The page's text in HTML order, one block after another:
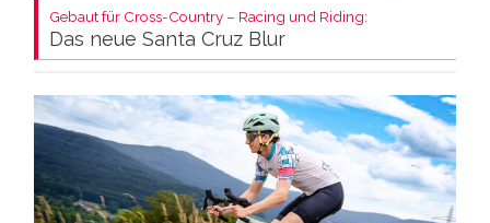
Gebaut für Cross-Country – Racing und Riding:
Das neue Santa Cruz Blur